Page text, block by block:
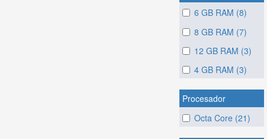
6 GB RAM (8)
8 GB RAM (7)
12 GB RAM (3)
4 GB RAM (3)
Procesador
Octa Core (21)